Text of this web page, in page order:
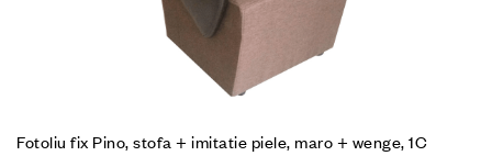
Fotoliu fix Pino, stofa + imitatie piele, maro + wenge, 1C